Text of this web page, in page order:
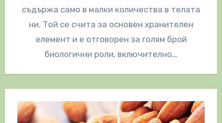
съдържа само в малки количества в телата
ни. Той се счита за основен хранителен
елемент и е отговорен за голям брой
биологични роли, включително…